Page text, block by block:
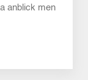
anblick men